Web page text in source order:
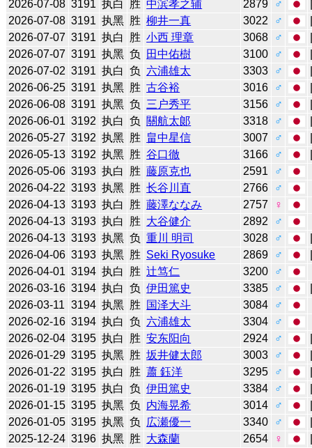
2026-07-08 3191 执白 胜 中滨孝之辅 2879 ♂
2026-07-08 3191 执黑 胜 柳井一真 3022 ♂
2026-07-07 3191 执白 胜 小西 理章 3068 ♂
2026-07-07 3191 执黑 负 田中佑樹 3100 ♂
2026-07-02 3191 执白 负 六浦雄太 3303 ♂
2026-06-25 3191 执黑 胜 古谷裕 3016 ♂
2026-06-08 3191 执黑 负 三户秀平 3156 ♂
2026-06-01 3192 执白 负 關航太郞 3318 ♂
2026-05-27 3192 执黑 胜 畠中星信 3007 ♂
2026-05-13 3192 执黑 胜 谷口徹 3166 ♂
2026-05-06 3193 执白 胜 藤原克也 2591
♂
2026-04-22 3193 执黑 胜 长谷川直 2766
♂
2026-04-13 3193 执白 胜 藤澤ななみ 2757
♀
2026-04-13 3193 执白 胜 大谷健介 2892
♂
2026-04-13 3193 执黑 负 重川 明司 3028 ♂
2026-04-06 3193 执黑 胜 Seki Ryosuke 2869 ♂
2026-04-01 3194 执白 胜 辻笃仁 3200
♂
2026-03-16 3194 执白 负 伊田篤史 3385 ♂
2026-03-11 3194 执黑 胜 国泽大斗 3084
♂
2026-02-16 3194 执白 负 六浦雄太 3304
♂
2026-02-04 3195 执白 胜 安东阳向 2924 ♂
2026-01-29 3195 执黑 胜 坂井健太郎 3003 ♂
2026-01-22 3195 执白 胜 蕭 鈺洋 3295 ♂
2026-01-19 3195 执白 负 伊田篤史 3384 ♂
2026-01-15 3195 执黑 负 内海晃希 3014 ♂
2026-01-05 3195 执黑 负 広瀬優一 3340 ♂
2025-12-24 3196 执黑 胜 大森蘭 2654 ♀